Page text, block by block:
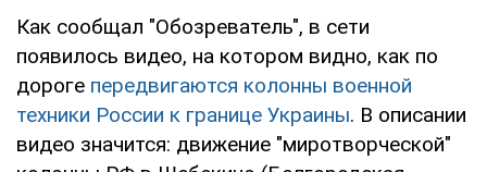
Как сообщал "Обозреватель", в сети
появилось видео, на котором видно, как по
дороге передвигаются колонны военной
техники России к границе Украины. В описании
видео значится: движение "миротворческой"